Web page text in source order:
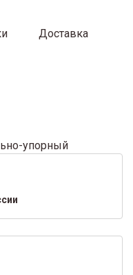
Доставка
упорный